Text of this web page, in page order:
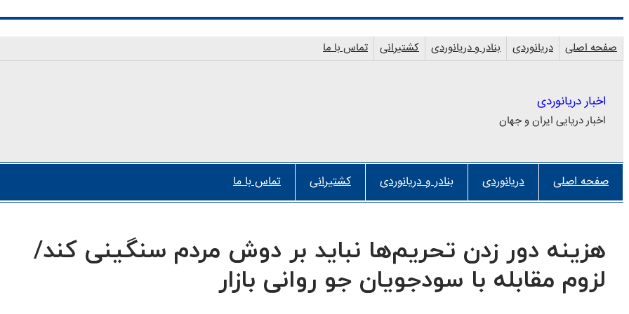
به
محتوا
صفحه اصلی دریانوردی بنادر و دریانوردی کشتیرانی تماس با ما
اخبار دریانوردی
اخبار دریایی ایران و جهان
صفحه اصلی دریانوردی بنادر و دریانوردی کشتیرانی تماس با ما
هزینه دور زدن تحریم‌ها نباید بر دوش مردم سنگینی کند/
لزوم مقابله با سودجویان جو روانی بازار